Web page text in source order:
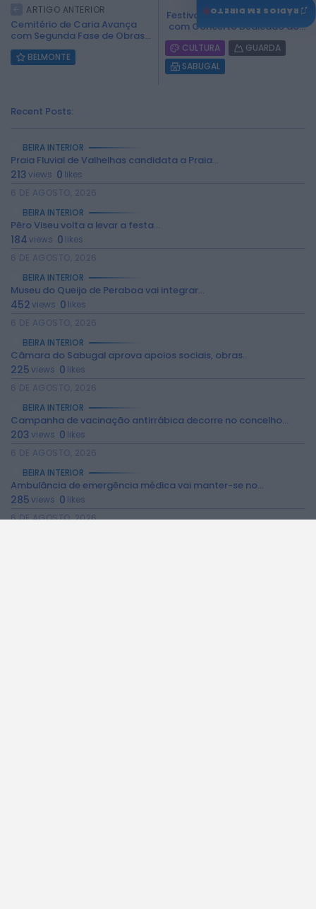
2026 Rádio Caria. Todos os direitos
ARTIGO ANTERIOR
Cemitério de Caria Avança
com Segunda Fase de Obras...
BELMONTE
Festival ‘Sons do Côa’ Encerra
com Concerto Dedicado ao...
CULTURA
GUARDA
SABUGAL
Recent Posts:
BEIRA INTERIOR
Praia Fluvial de Valhelhas candidata a Praia...
213views 0 likes
6 DE AGOSTO, 2026
BEIRA INTERIOR
Pêro Viseu volta a levar a festa...
184views 0 likes
6 DE AGOSTO, 2026
BEIRA INTERIOR
Museu do Queijo de Peraboa vai integrar...
452views 0 likes
6 DE AGOSTO, 2026
BEIRA INTERIOR
Câmara do Sabugal aprova apoios sociais, obras...
225views 0 likes
6 DE AGOSTO, 2026
BEIRA INTERIOR
Campanha de vacinação antirrábica decorre no concelho...
203views 0 likes
6 DE AGOSTO, 2026
BEIRA INTERIOR
Ambulância de emergência médica vai manter-se no...
285views 0 likes
6 DE AGOSTO, 2026
♫
RÁDIOS EM DIRETO